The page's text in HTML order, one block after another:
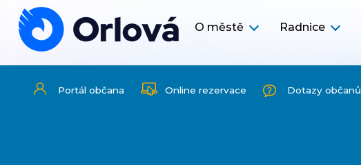
O městě Radnice
Portál občana Online rezervace Dotazy občanů